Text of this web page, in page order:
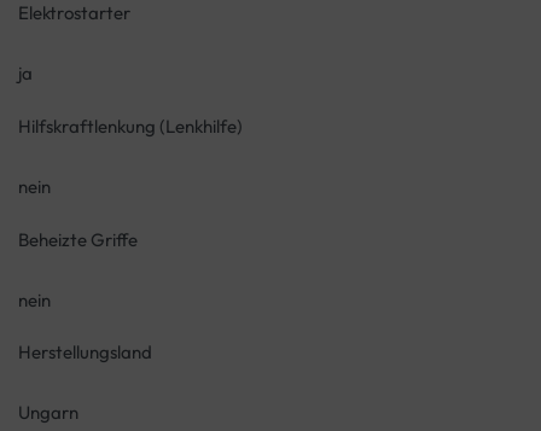
Elektrostarter
ja
Hilfskraftlenkung (Lenkhilfe)
nein
Beheizte Griffe
nein
Herstellungsland
Ungarn